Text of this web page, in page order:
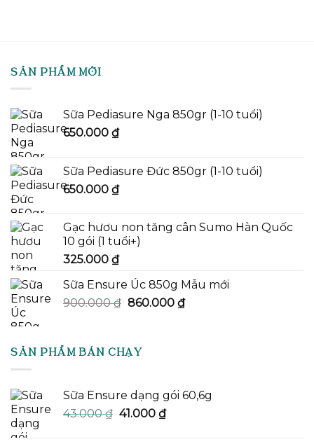
SẢN PHẨM MỚI
Sữa Pediasure Nga 850gr (1-10 tuổi)
650.000 ₫
Sữa Pediasure Đức 850gr (1-10 tuổi)
650.000 ₫
Gạc hươu non tăng cân Sumo Hàn Quốc
10 gói (1 tuổi+)
325.000 ₫
Sữa Ensure Úc 850g Mẫu mới
900.000₫ Giá
900.000 ₫.
860.000 ₫Giá
SẢN PHẨM BÁN CHẠY
Sữa Ensure dạng gói 60,6g
43.000₫ Giá
41.000 ₫Giá